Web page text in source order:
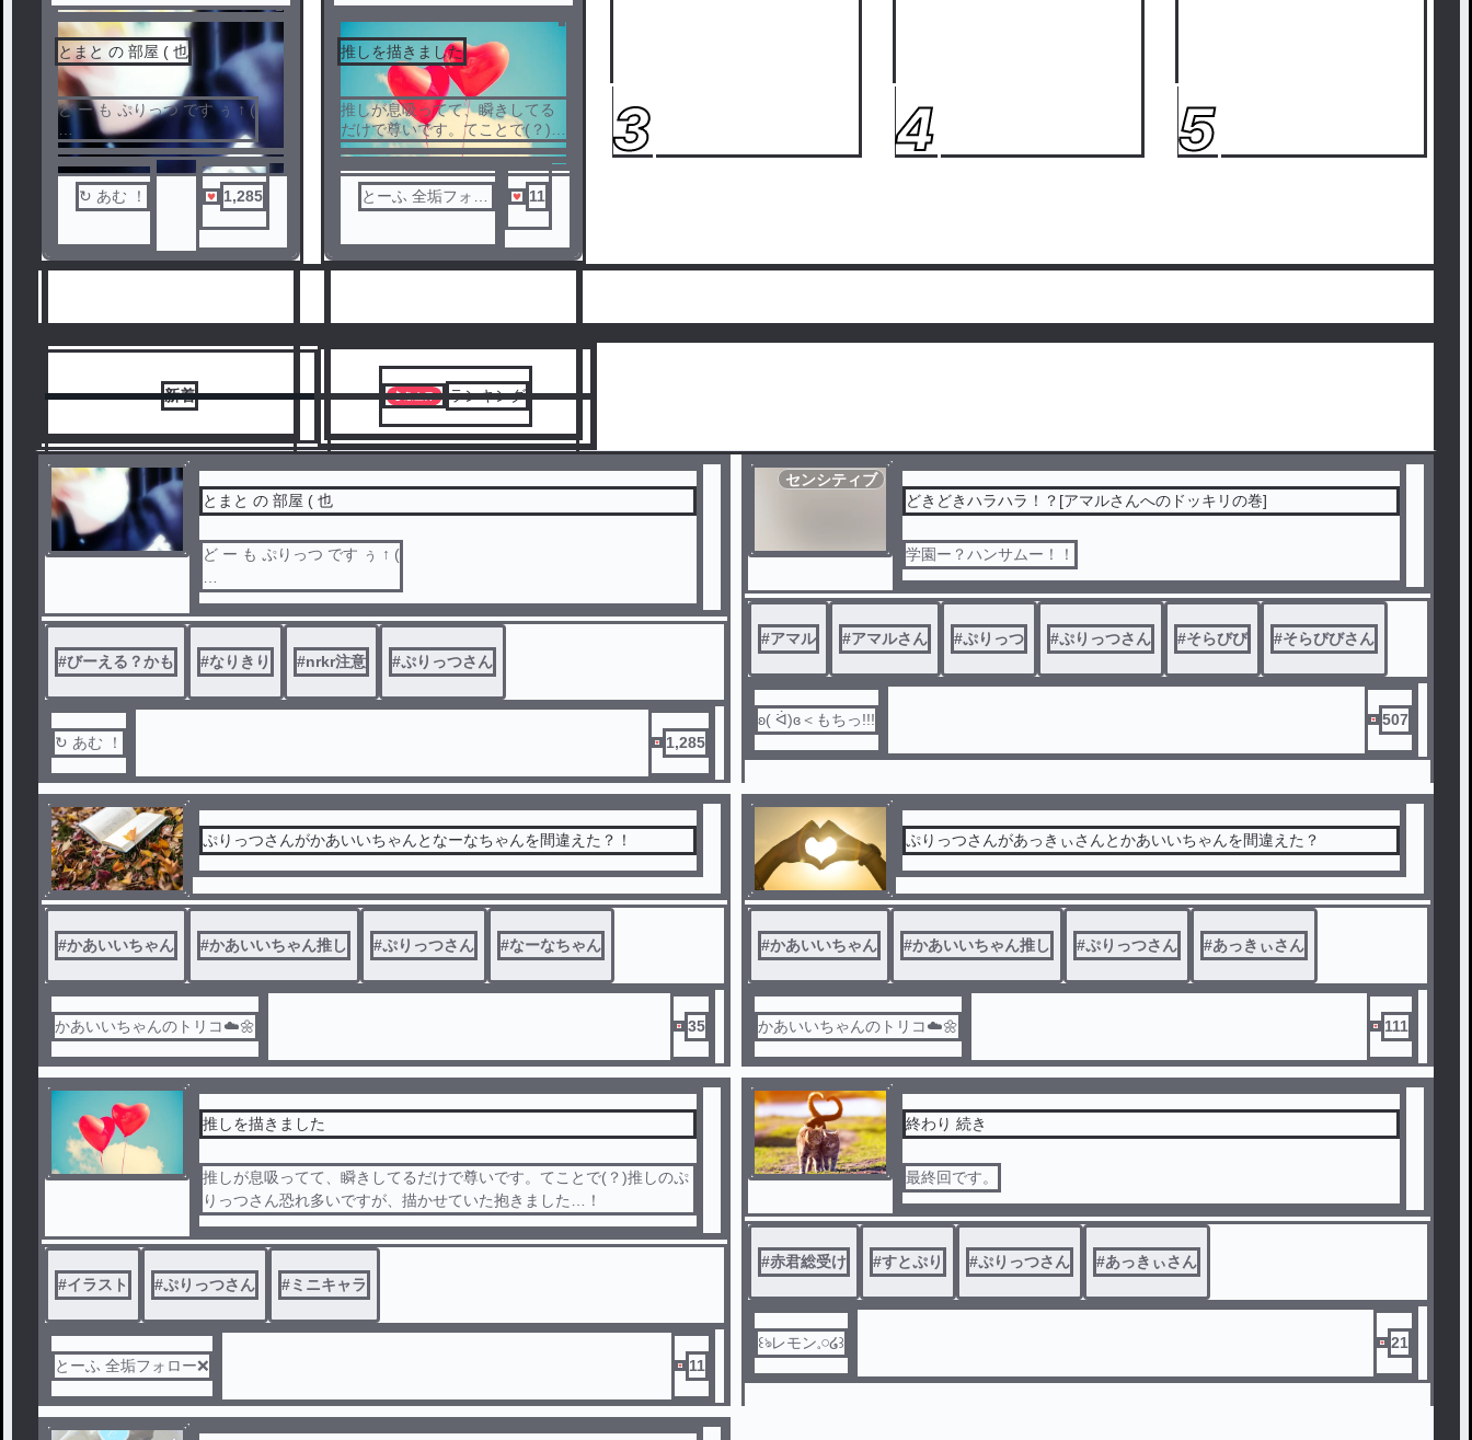
1 2 3 4 5
とまと の 部屋 ( 也
ど ー も ぷりっつ です ぅ ↑ (
↻ あむ ！ 1,285
推しを描きました
推しが息吸ってて、瞬きしてる
だけで尊いです。てことで(？)推
しのぷりっつさん恐れ多いです
が、描かせていた抱きまし
た…！
とーふ 全垢フォロ
11
7
新着 ランキング
とまと の 部屋 ( 也
ど ー も ぷりっつ です ぅ ↑ (
完全 也 ×
#びーえる？かも #なりきり #nrkr注意 #ぷりっつさん
↻ あむ ！ 1,285
センシティブ
どきどきハラハラ！？[アマルさんへのドッキリの巻]
学園ー？ハンサムー！！
#アマル #アマルさん #ぷりっつ #ぷりっつさん #そらびび #そらびびさん
ʚ( ᐛ)ɞ＜もちっ!!! 507
ぷりっつさんがかあいいちゃんとなーなちゃんを間違えた？！
#かあいいちゃん #かあいいちゃん推し #ぷりっつさん #なーなちゃん
かあいいちゃんのトリコ☁️🌼 35
ぷりっつさんがあっきぃさんとかあいいちゃんを間違えた？
#かあいいちゃん #かあいいちゃん推し #ぷりっつさん #あっきぃさん
かあいいちゃんのトリコ☁️🌼 111
推しを描きました
推しが息吸ってて、瞬きしてるだけで尊いです。てことで(？)推しのぷ
りっつさん恐れ多いですが、描かせていた抱きました…！
#イラスト #ぷりっつさん #ミニキャラ
とーふ 全垢フォロー❌ 11
終わり 続き
最終回です。
#赤君総受け #すとぷり #ぷりっつさん #あっきぃさん
꒰ঌレモン‪𓈒𓏸໒꒱ 21